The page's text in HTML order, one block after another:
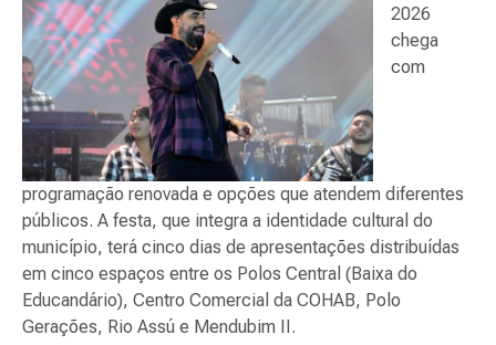
2026
chega
com
programação renovada e opções que atendem diferentes
públicos. A festa, que integra a identidade cultural do
município, terá cinco dias de apresentações distribuídas
em cinco espaços entre os Polos Central (Baixa do
Educandário), Centro Comercial da COHAB, Polo
Gerações, Rio Assú e Mendubim II.